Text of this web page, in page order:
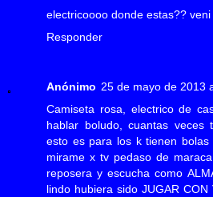
electricoooo donde estas??
Responder
Anónimo 25 de mayo de 2013
Camiseta rosa, electrico de
hablar boludo, cuantas veces
esto es para los k tienen
mirame x tv pedaso de
reposera y escucha como
lindo hubiera sido JUGAR